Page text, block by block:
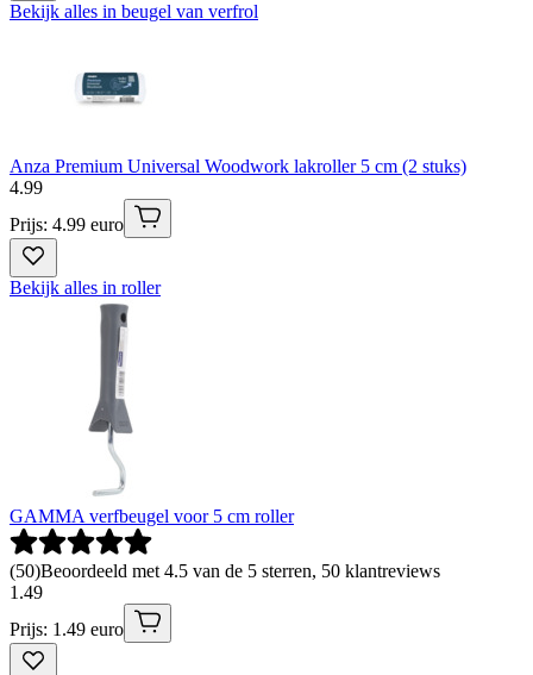
Bekijk alles in beugel van verfrol
Anza Premium Universal Woodwork lakroller 5 cm (2 stuks)
4.99
Prijs: 4.99 euro
Bekijk alles in roller
GAMMA verfbeugel voor 5 cm roller
(50)Beoordeeld met 4.5 van de 5 sterren, 50 klantreviews
1 .49
Prijs: 1.49 euro